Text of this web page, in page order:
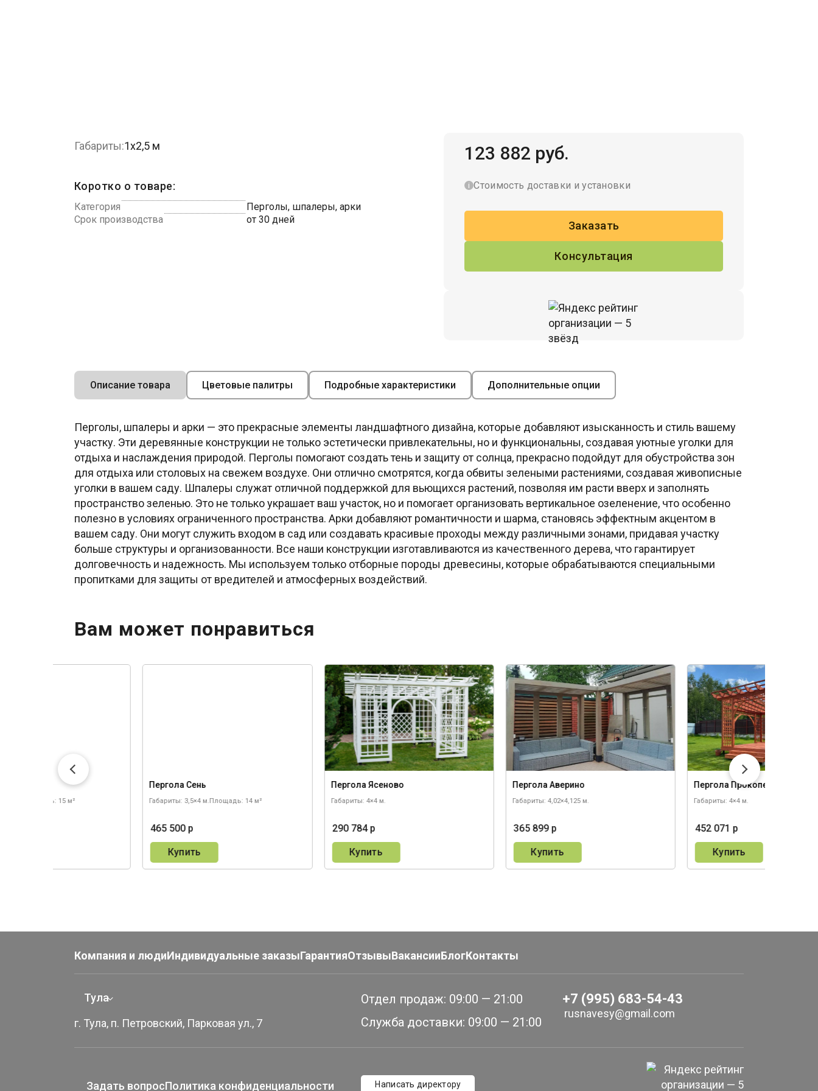
Габариты:1х2,5 м
Коротко о товаре:
Категория
Перголы, шпалеры, арки
Срок производства
от 30 дней
123 882 руб.
Стоимость доставки и установки
Заказать
Консультация
Описание товара Цветовые палитры Подробные характеристики Дополнительные опции
Перголы, шпалеры и арки — это прекрасные элементы ландшафтного дизайна, которые добавляют изысканность и стиль вашему
участку. Эти деревянные конструкции не только эстетически привлекательны, но и функциональны, создавая уютные уголки для
отдыха и наслаждения природой. Перголы помогают создать тень и защиту от солнца, прекрасно подойдут для обустройства зон
для отдыха или столовых на свежем воздухе. Они отлично смотрятся, когда обвиты зелеными растениями, создавая живописные
уголки в вашем саду. Шпалеры служат отличной поддержкой для вьющихся растений, позволяя им расти вверх и заполнять
пространство зеленью. Это не только украшает ваш участок, но и помогает организовать вертикальное озеленение, что особенно
полезно в условиях ограниченного пространства. Арки добавляют романтичности и шарма, становясь эффектным акцентом в
вашем саду. Они могут служить входом в сад или создавать красивые проходы между различными зонами, придавая участку
больше структуры и организованности. Все наши конструкции изготавливаются из качественного дерева, что гарантирует
долговечность и надежность. Мы используем только отборные породы древесины, которые обрабатываются специальными
пропитками для защиты от вредителей и атмосферных воздействий.
Вам может понравиться
Площадь: 15 м²
Пергола Сень
Габариты: 3,5×4 м.Площадь: 14 м²
465 500 р
Купить
Пергола Ясеново
Габариты: 4×4 м.
290 784 р
Купить
Пергола Аверино
Габариты: 4,02×4,125 м.
365 899 р
Купить
Пергола Прокопец
Габариты: 4×4 м.
452 071 р
Купить
Компания и людиИндивидуальные заказыГарантияОтзывыВакансииБлогКонтакты
Тула
г. Тула, п. Петровский, Парковая ул., 7
Отдел продаж: 09:00 — 21:00
Служба доставки: 09:00 — 21:00
+7 (995) 683-54-43
rusnavesy@gmail.com
Задать вопросПолитика конфиденциальности Написать директору